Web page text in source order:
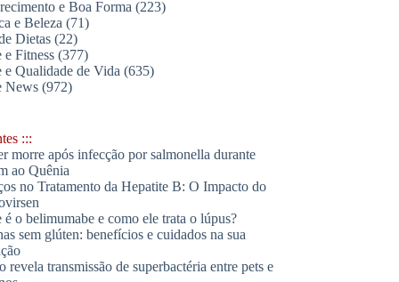
e Boa Forma (223)
e Beleza (71)
Dietas(22)
e Fitness(377)
e Qualidade de Vida (635)
News(972)
:::
morre após infecção por salmonella durante
ao Quênia
no Tratamento da Hepatite B: O Impacto do
é o belimumabe e como ele trata o lúpus?
sem glúten: benefícios e cuidados na sua
revela transmissão de superbactéria entre pets e